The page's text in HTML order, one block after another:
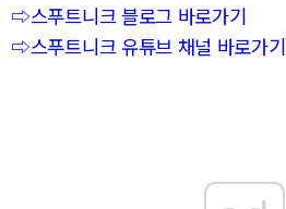
⇨스푸트니크 블로그 바로가기
⇨스푸트니크 유튜브 채널 바로가기